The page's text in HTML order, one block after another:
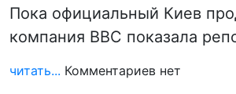
Пока официальный Киев
компания BBC показала
читать... Комментариев нет